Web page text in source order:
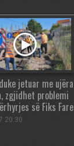
jetuar me ujëra
zgjidhet problemi
së Fiks Fare
20:30